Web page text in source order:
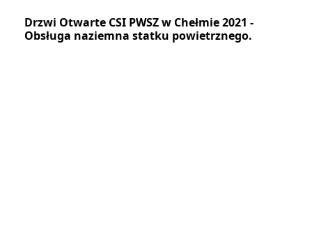
Drzwi Otwarte CSI PWSZ w Chełmie 2021 -
Obsługa naziemna statku powietrznego.